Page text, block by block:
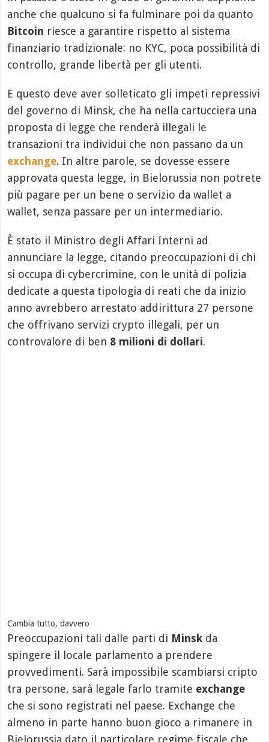
anche che qualcuno si fa fulminare poi da quanto
Bitcoin riesce a garantire rispetto al sistema
finanziario tradizionale: no KYC, poca possibilità di
controllo, grande libertà per gli utenti.
E questo deve aver solleticato gli impeti repressivi
del governo di Minsk, che ha nella cartucciera una
proposta di legge che renderà illegali le
transazioni tra individui che non passano da un
exchange. In altre parole, se dovesse essere
approvata questa legge, in Bielorussia non potrete
più pagare per un bene o servizio da wallet a
wallet, senza passare per un intermediario.
È stato il Ministro degli Affari Interni ad
annunciare la legge, citando preoccupazioni di chi
si occupa di cybercrimine, con le unità di polizia
dedicate a questa tipologia di reati che da inizio
anno avrebbero arrestato addirittura 27 persone
che offrivano servizi crypto illegali, per un
controvalore di ben 8 milioni di dollari.
Cambia tutto, davvero
Preoccupazioni tali dalle parti di Minsk da
spingere il locale parlamento a prendere
provvedimenti. Sarà impossibile scambiarsi cripto
tra persone, sarà legale farlo tramite exchange
che si sono registrati nel paese. Exchange che
almeno in parte hanno buon gioco a rimanere in